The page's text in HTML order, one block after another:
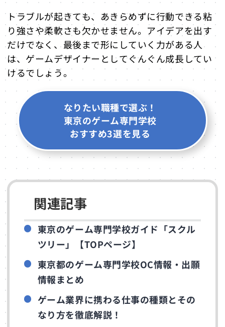
トラブルが起きても、あきらめずに行動できる粘
り強さや柔軟さも欠かせません。アイデアを出す
だけでなく、最後まで形にしていく力がある人
は、ゲームデザイナーとしてぐんぐん成長してい
けるでしょう。
なりたい職種で選ぶ！
東京のゲーム専門学校
おすすめ3選を見る
関連記事
東京のゲーム専門学校ガイド「スクル
ツリー」【TOPページ】
東京都のゲーム専門学校OC情報・出願
情報まとめ
ゲーム業界に携わる仕事の種類とその
なり方を徹底解説！